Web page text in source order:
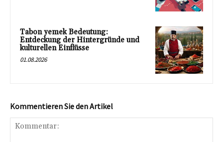
Tabon yemek Bedeutung:
Entdeckung der Hintergründe und
kulturellen Einflüsse
01.08.2026
Kommentieren Sie den Artikel